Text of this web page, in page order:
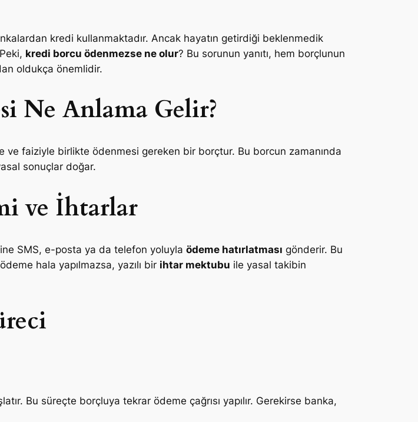
kredi kullanmaktadır. Ancak hayatın getirdiği beklenmedik
kredi borcu ödenmezse ne olur? Bu sorunun yanıtı, hem borçlunun
oldukça önemlidir.
Ne Anlama Gelir?
faiziyle birlikte ödenmesi gereken bir borçtur. Bu borcun zamanında
sonuçlar doğar.
ve İhtarlar
SMS, e-posta ya da telefon yoluyla ödeme hatırlatması gönderir. Bu
hala yapılmazsa, yazılı bir ihtar mektubu ile yasal takibin
Bu süreçte borçluya tekrar ödeme çağrısı yapılır. Gerekirse banka,